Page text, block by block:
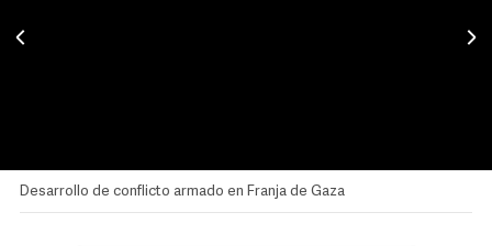
Desarrollo de conflicto armado en Franja de Gaza